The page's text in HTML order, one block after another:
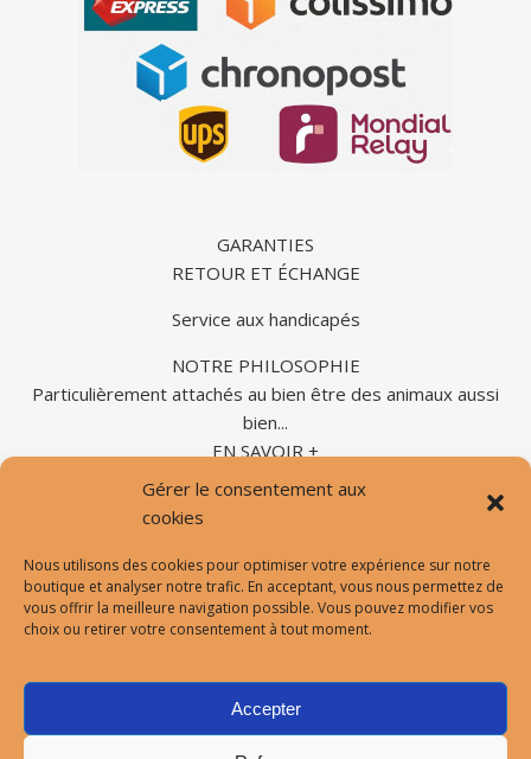
Gérer le consentement aux
cookies
Nous utilisons des cookies pour optimiser votre expérience sur notre
boutique et analyser notre trafic. En acceptant, vous nous permettez de
vous offrir la meilleure navigation possible. Vous pouvez modifier vos
choix ou retirer votre consentement à tout moment.
Accepter
GARANTIES
RETOUR ET ÉCHANGE
Service aux handicapés
NOTRE PHILOSOPHIE
Particulièrement attachés au bien être des animaux aussi
bien...
EN SAVOIR +
Formulaire de contact | Prendre un RDV vision avec nous |
Mentions légales |
Conditions générales de vente et d’utilisation |
Thème Ashe parWP Royal